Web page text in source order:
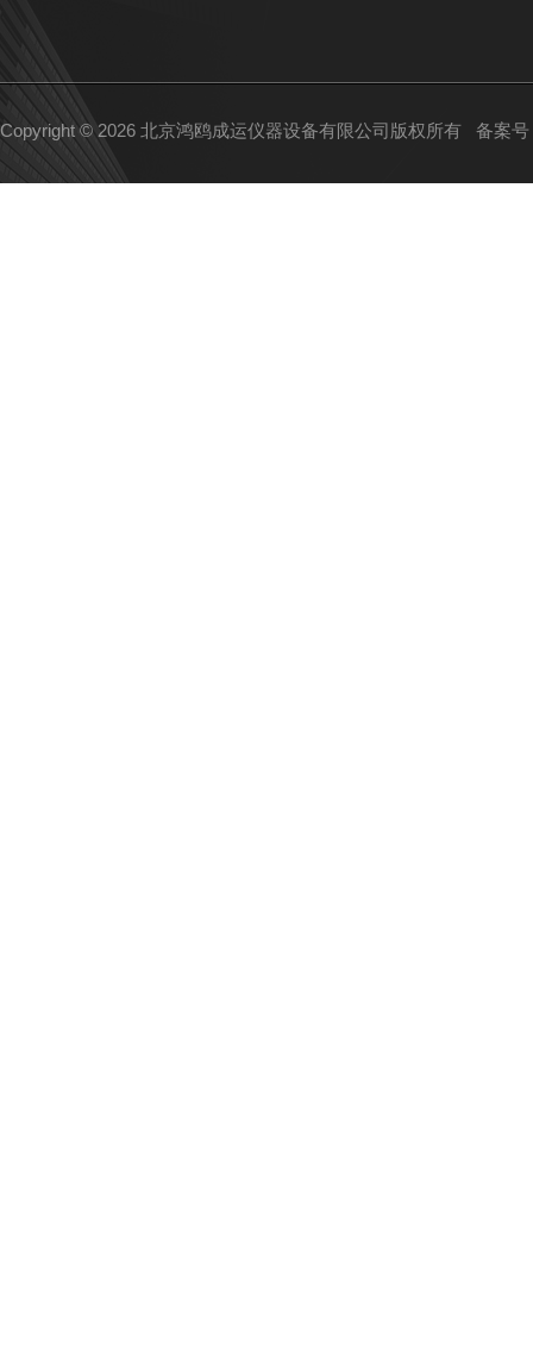
Copyright © 2026 北京鸿鸥成运仪器设备有限公司版权所有 备案号